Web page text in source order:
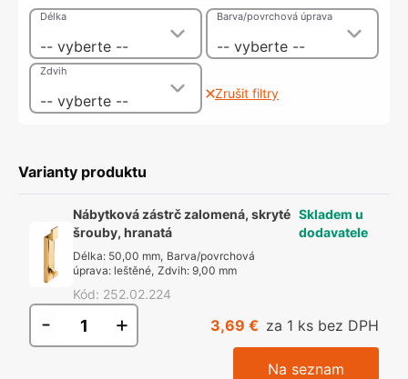
-- vyberte --
Délka
-- vyberte --
Barva/povrchová úprava
-- vyberte --
Zdvih
Zrušit filtry
Varianty produktu
Nábytková zástrč zalomená, skryté
šrouby, hranatá
Délka: 50,00 mm, Barva/povrchová
úprava: leštěné, Zdvih: 9,00 mm
Kód: 252.02.224
Skladem u
dodavatele
- + 3,69 € za 1 ks bez DPH
Na seznam